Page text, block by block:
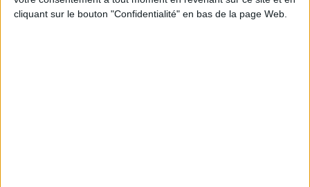
cliquant sur le bouton "Confidentialité" en bas de la page Web.